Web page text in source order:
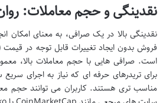
نقدینگی و حجم معاملات: روان
نقدینگی بالا در یک صرافی، به معنای امکان
است. صرافی هایی با حجم معاملات بالا،
برای تریدرهای حرفه ای که نیاز به اجرای
مناسب تری هستند. کاربران می توانند حجم